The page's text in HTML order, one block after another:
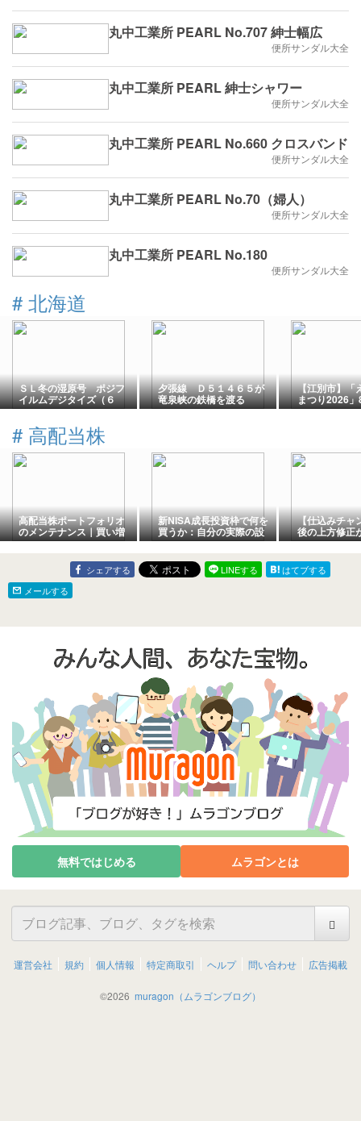
丸中工業所 PEARL No.707 紳士幅広
便所サンダル大全
丸中工業所 PEARL 紳士シャワー
便所サンダル大全
丸中工業所 PEARL No.660 クロスバンド
便所サンダル大全
丸中工業所 PEARL No.70（婦人）
便所サンダル大全
丸中工業所 PEARL No.180
便所サンダル大全
# 北海道
ＳＬ冬の湿原号 ポジフ
イルムデジタイズ（６
０）
夕張線 Ｄ５１４６５が
竜泉峡の鉄橋を渡る
（４）
【江別市】「
まつり2026
キッチンカー
# 高配当株
高配当株ポートフォリオ
のメンテナンス｜買い増
す銘柄と株数はこう決め
る
新NISA成長投資枠で何を
買うか：自分の実際の設
定を公開します
【仕込みチャ
後の上方修正
定的』に思え
当株
シェアする LINEする
はてブする
メールする
無料ではじめる ムラゴンとは
運営会社 規約 個人情報 特定商取引 ヘルプ 問い合わせ 広告掲載
©2026 muragon（ムラゴンブログ）